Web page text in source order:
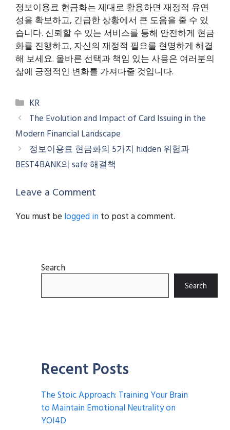
정보이용료 현금화는 제대로 활용하면 재정적 유연
성을 확보하고, 긴급한 상황에서 큰 도움을 줄 수 있
습니다. 신뢰할 수 있는 서비스를 통해 안전하게 현금
화를 진행하고, 자신의 재정적 필요를 현명하게 해결
해 보세요. 올바른 선택과 책임 있는 사용은 여러분의
삶에 긍정적인 변화를 가져다줄 것입니다.
Categories
KR
The Evolution and Impact of Card Issuing in the
Modern Financial Landscape
정보이용료 현금화의 5가지 hidden 위험과
BEST4BANK의 safe 해결책
Leave a Comment
You must be logged in to post a comment.
Search
Search
Recent Posts
The Stoic Approach: Training Your Brain
to Maintain Emotional Neutrality on
YOI4D